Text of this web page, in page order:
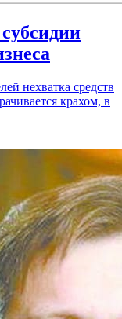
нехватка средств
крахом, в